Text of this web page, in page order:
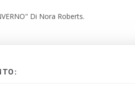
Di Nora Roberts.